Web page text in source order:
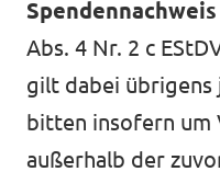
Spendennachweis
Abs. 4 Nr. 2 c
gilt dabei übrigens
bitten insofern um
außerhalb der